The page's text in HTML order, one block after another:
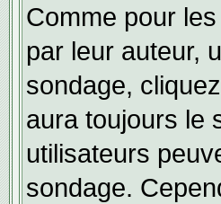
Comme pour
par leur auteur,
sondage,
aura toujours le
utilisateurs
sondage.